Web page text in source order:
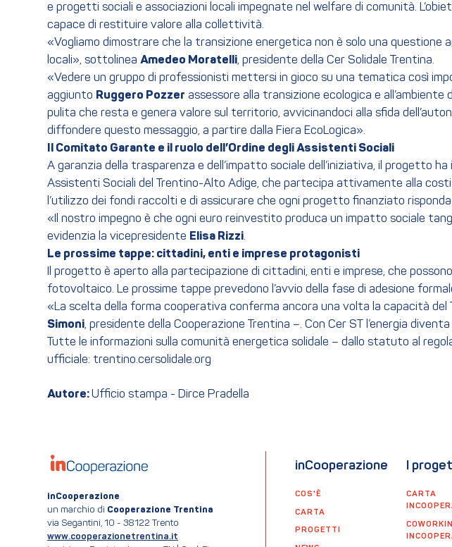
e progetti sociali e associazioni locali impegnate nel welfare di comunità.
capace di restituire valore alla collettività.
«Vogliamo dimostrare che la transizione energetica non è solo una questione
locali», sottolinea Amedeo Moratelli, presidente della Cer Solidale Trentina.
«Vedere un gruppo di professionisti mettersi in gioco su una tematica così
aggiunto Ruggero Pozzer assessore alla transizione ecologica e
pulita che resta e genera valore sul territorio, avvicinandoci alla sfida
diffondere questo messaggio, a partire dalla Fiera EcoLogica».
Il Comitato Garante e il ruolo dell’Ordine degli Assistenti Sociali
A garanzia della trasparenza e dell’impatto sociale dell’iniziativa, il progetto
Assistenti Sociali del Trentino-Alto Adige, che partecipa attivamente alla
l’utilizzo dei fondi raccolti e di assicurare che ogni progetto finanziato
«Il nostro impegno è che ogni euro reinvestito produca un impatto sociale
evidenzia la vicepresidente Elisa Rizzi.
Le prossime tappe: cittadini, enti e imprese protagonisti
Il progetto è aperto alla partecipazione di cittadini, enti e imprese, che
fotovoltaico. Le prossime tappe prevedono l’avvio della fase di adesione
«La scelta della forma cooperativa conferma ancora una volta la capacità
Simoni, presidente della Cooperazione Trentina –. Con Cer ST l’energia
Tutte le informazioni sulla comunità energetica solidale – dallo statuto al
ufficiale: trentino.cersolidale.org
Autore:Ufficio stampa - Dirce Pradella
inCooperazione
un marchio di Cooperazione Trentina
via Segantini, 10 - 38122 Trento
www.cooperazionetrentina.it
inCooperazione
COS'È
CARTA
PROGETTI
I
CARTA